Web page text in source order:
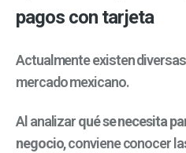
pagos con tarjeta
Actualmente existen
mercado mexicano.
Al analizarqué se necesita
negocio, conviene conocer